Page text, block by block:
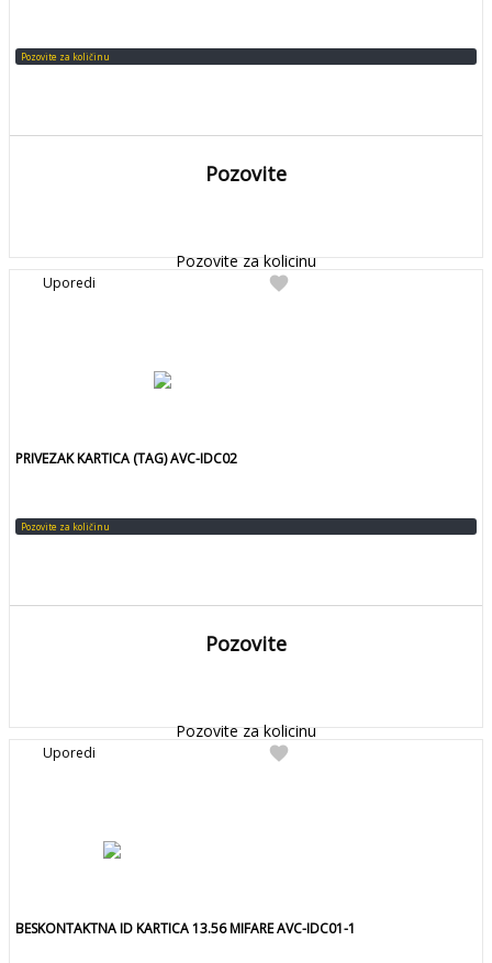
Pozovite za količinu
Pozovite
Pozovite za kolicinu
favorite
Uporedi
PRIVEZAK KARTICA (TAG) AVC-IDC02
Pozovite za količinu
Pozovite
Pozovite za kolicinu
favorite
Uporedi
BESKONTAKTNA ID KARTICA 13.56 MIFARE AVC-IDC01-1